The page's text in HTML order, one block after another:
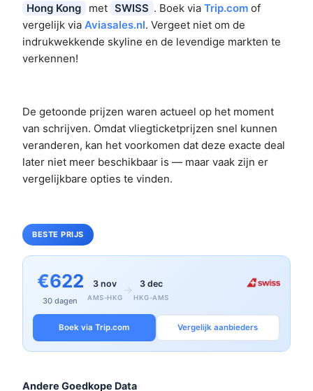
Hong Kong
met SWISS . Boek via Trip.comof
vergelijk via Aviasales.nl. Vergeet niet om de
indrukwekkende skyline en de levendige markten te
verkennen!
De getoonde prijzen waren actueel op het moment
van schrijven. Omdat vliegticketprijzen snel kunnen
veranderen, kan het voorkomen dat deze exacte deal
later niet meer beschikbaar is — maar vaak zijn er
vergelijkbare opties te vinden.
BESTE PRIJS
€622
30 dagen
3 nov
AMS-HKG
→ 3 dec
HKG-AMS
Boek via Trip.com Vergelijk aanbieders
Andere Goedkope Data